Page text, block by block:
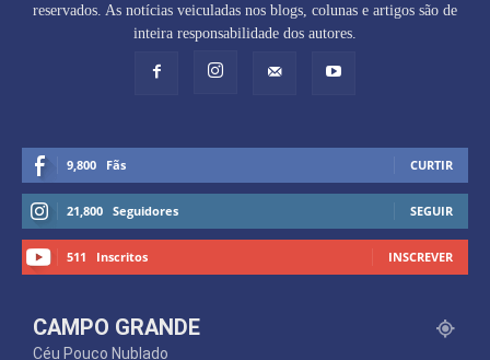
reservados. As notícias veiculadas nos blogs, colunas e artigos são de
inteira responsabilidade dos autores.
9,800 Fãs CURTIR
21,800 Seguidores SEGUIR
511 Inscritos INSCREVER
CAMPO GRANDE
Céu Pouco Nublado